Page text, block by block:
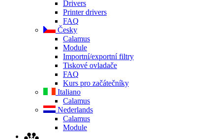
Drivers
Printer drivers
FAQ
Česky
Calamus
Module
Importní/exportní filtry
Tiskové ovladače
FAQ
Kurs pro začátečníky
Italiano
Calamus
Nederlands
Calamus
Module